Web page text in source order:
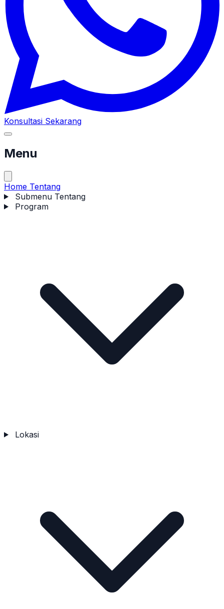
Konsultasi Sekarang
Menu
Home Tentang
Submenu Tentang
Program
Lokasi